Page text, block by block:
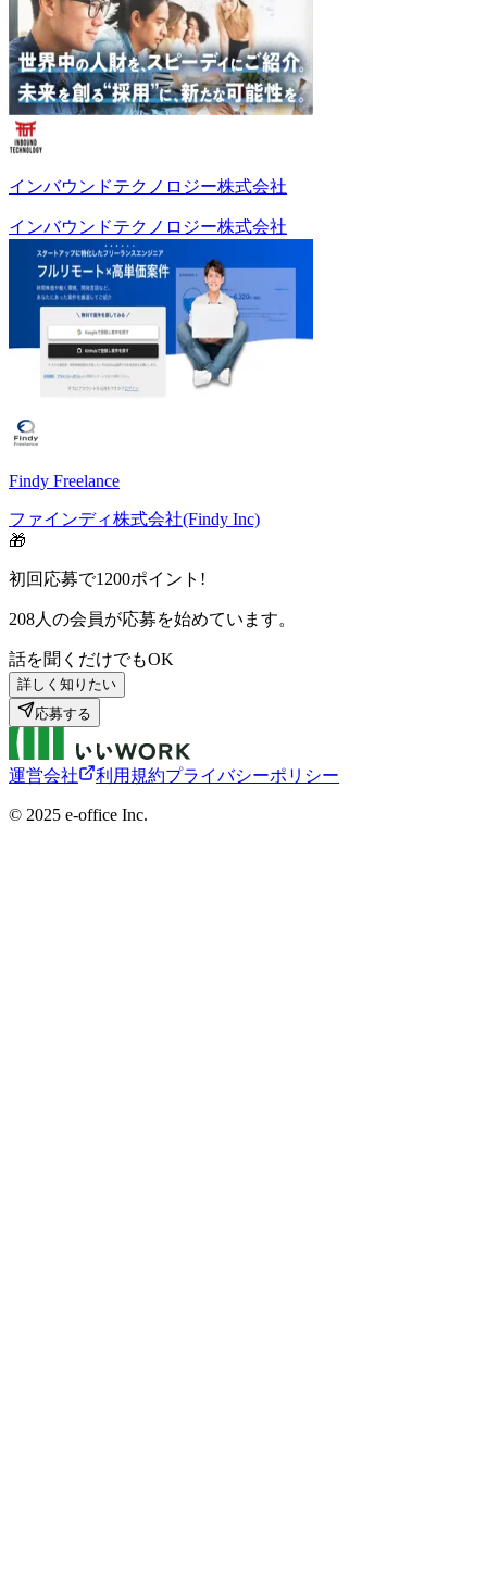
インバウンドテクノロジー株式会社
インバウンドテクノロジー株式会社
Findy Freelance
ファインディ株式会社(Findy Inc)
🎁
初回応募で1200ポイント!
208人の会員が応募を始めています。
話を聞くだけでもOK
詳しく知りたい
応募する
運営会社 利用規約プライバシーポリシー
©︎ 2025 e-office Inc.